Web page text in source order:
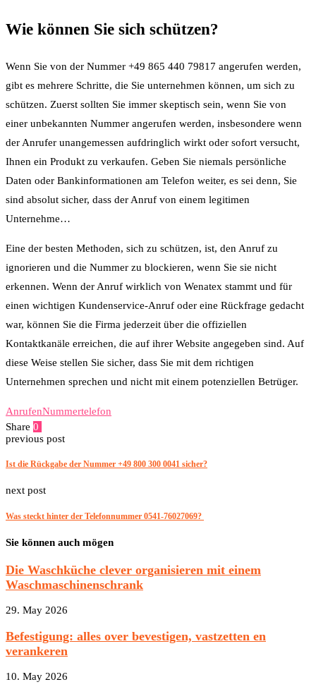
Wie können Sie sich schützen?
Wenn Sie von der Nummer +49 865 440 79817 angerufen werden,
gibt es mehrere Schritte, die Sie unternehmen können, um sich zu
schützen. Zuerst sollten Sie immer skeptisch sein, wenn Sie von
einer unbekannten Nummer angerufen werden, insbesondere wenn
der Anrufer unangemessen aufdringlich wirkt oder sofort versucht,
Ihnen ein Produkt zu verkaufen. Geben Sie niemals persönliche
Daten oder Bankinformationen am Telefon weiter, es sei denn, Sie
sind absolut sicher, dass der Anruf von einem legitimen
Unternehme…
Eine der besten Methoden, sich zu schützen, ist, den Anruf zu
ignorieren und die Nummer zu blockieren, wenn Sie sie nicht
erkennen. Wenn der Anruf wirklich von Wenatex stammt und für
einen wichtigen Kundenservice-Anruf oder eine Rückfrage gedacht
war, können Sie die Firma jederzeit über die offiziellen
Kontaktkanäle erreichen, die auf ihrer Website angegeben sind. Auf
diese Weise stellen Sie sicher, dass Sie mit dem richtigen
Unternehmen sprechen und nicht mit einem potenziellen Betrüger.
AnrufenNummertelefon
Share 0
previous post
Ist die Rückgabe der Nummer +49 800 300 0041 sicher?
next post
Was steckt hinter der Telefonnummer 0541-76027069?
Sie können auch mögen
Die Waschküche clever organisieren mit einem
Waschmaschinenschrank
29. May 2026
Befestigung: alles over bevestigen, vastzetten en
verankeren
10. May 2026